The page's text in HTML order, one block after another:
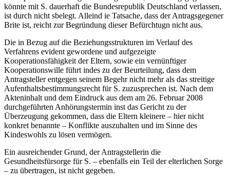
könnte mit S. dauerhaft die Bundesrepublik Deutschland verlassen,
ist durch nicht sbelegt. Alleind ie Tatsache, dass der Antragsgegener
Brite ist, reicht zur Begründung dieser Befürchtugn nicht aus.
Die in Bezug auf die Beziehungsstrukturen im Verlauf des
Verfahrens evident gewordene und aufgezeigte
Kooperationsfähigkeit der Eltern, sowie ein vernünftiger
Kooperationswille führt indes zu der Beurteilung, dass dem
Antragsteller entgegen seinem Begehr nicht mehr als das streitige
Aufenthaltsbestimmungsrecht für S. zuzusprechen ist. Nach dem
Akteninhalt und dem Eindruck aus dem am 26. Februar 2008
durchgeführten Anhörungstermin inst das Gericht zu der
Überzeugung gekommen, dass die Eltern kleinere – hier nicht
konkret benannte – Konflikte auszuhalten und im Sinne des
Kindeswohls zu lösen vermögen.
Ein ausreichender Grund, der Antragstellerin die
Gesundheitsfürsorge für S. – ebenfalls ein Teil der elterlichen Sorge
– zu übertragen, ist nicht gegeben.